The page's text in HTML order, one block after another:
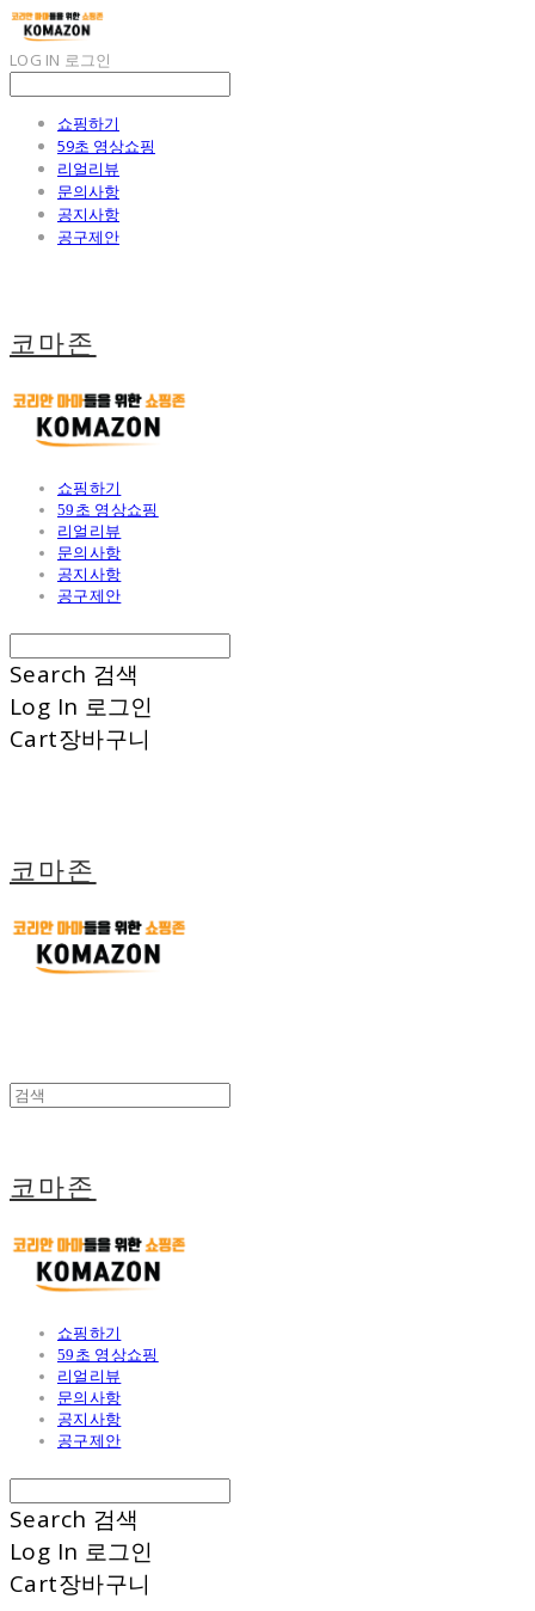
LOG IN 로그인
쇼핑하기
59초 영상쇼핑
리얼리뷰
문의사항
공지사항
공구제안
코마존
쇼핑하기
59초 영상쇼핑
리얼리뷰
문의사항
공지사항
공구제안
Search 검색
Log In 로그인
Cart장바구니
코마존
코마존
쇼핑하기
59초 영상쇼핑
리얼리뷰
문의사항
공지사항
공구제안
Search 검색
Log In 로그인
Cart장바구니